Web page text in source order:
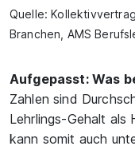
Quelle:
Branchen, AMS
Aufgepasst: Was
Zahlen sind
Lehrlings-Gehalt als
kann somit auch